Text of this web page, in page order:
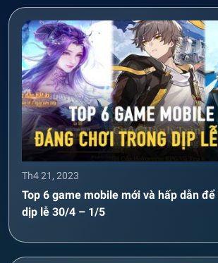
Th4 21, 2023
Top 6 game mobile mới và hấp dẫn
dịp lễ 30/4 – 1/5